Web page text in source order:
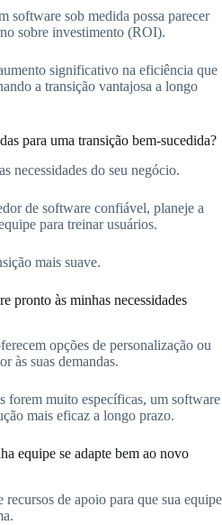
software sob medida possa parecer
sobre investimento (ROI).
significativo na eficiência que
a transição vantajosa a longo
para uma transição bem-sucedida?
necessidades do seu negócio.
de software confiável, planeje a
para treinar usuários.
mais suave.
pronto às minhas necessidades
opções de personalização ou
às suas demandas.
forem muito específicas, um software
mais eficaz a longo prazo.
equipe se adapte bem ao novo
de apoio para que sua equipe